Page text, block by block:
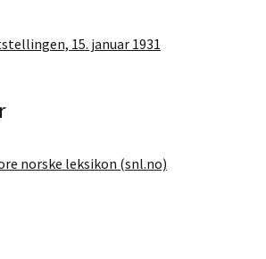
15. januar 1931
norske leksikon (snl.no)